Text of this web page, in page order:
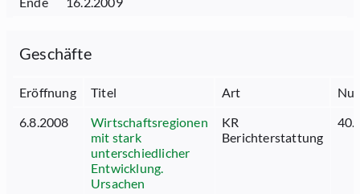
Geschäfte
Eröffnung Titel Art
6.8.2008
Wirtschaftsregionen
mit stark
unterschiedlicher
Entwicklung.
Ursachen
KR
Berichterstattung